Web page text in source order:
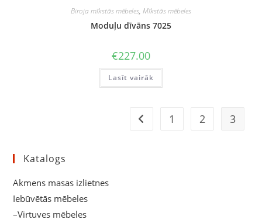
Biroja mīkstās mēbeles, Mīkstās mēbeles
Moduļu dīvāns 7025
€227.00
Lasīt vairāk
1 2 3
Katalogs
Akmens masas izlietnes
Iebūvētās mēbeles
–Virtuves mēbeles